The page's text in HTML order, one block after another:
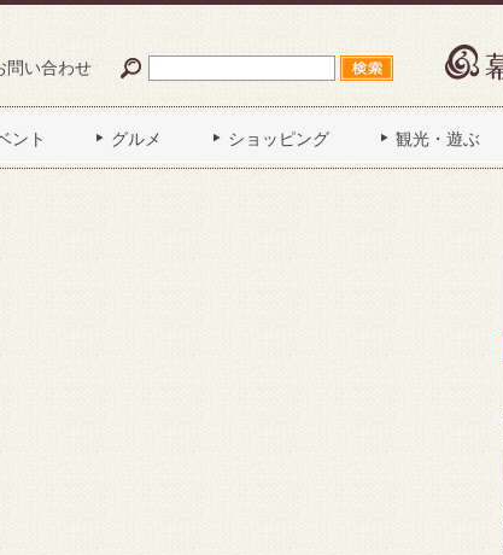
問い合わせ
ント グルメ ショッピング 観光・遊ぶ